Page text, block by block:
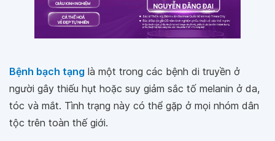
Bệnh bạch tạng là một trong các bệnh di truyền ở
người gây thiếu hụt hoặc suy giảm sắc tố melanin ở da,
tóc và mắt. Tình trạng này có thể gặp ở mọi nhóm dân
tộc trên toàn thế giới.